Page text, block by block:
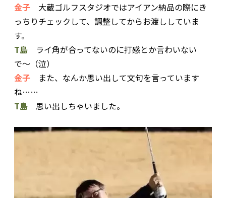
金子 大蔵ゴルフスタジオではアイアン納品の際にき
っちりチェックして、調整してからお渡ししていま
す。
T島 ライ角が合ってないのに打感とか言わいない
で〜（泣）
金子 また、なんか思い出して文句を言っています
ね……
T島 思い出しちゃいました。